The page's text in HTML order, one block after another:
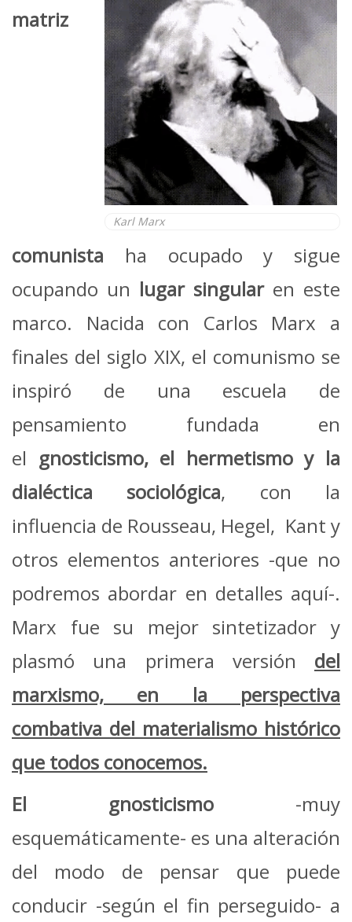
Karl Marx
matriz
comunista ha ocupado y sigue
ocupando un lugar singularen este
marco. Nacida con Carlos Marx a
finales del siglo XIX, el comunismo se
inspiró de una escuela de
pensamiento fundada en
el gnosticismo, el hermetismo y la
dialéctica sociológica, con la
influencia de Rousseau, Hegel, Kant y
otros elementos anteriores -que no
podremos abordar en detalles aquí-.
Marx fue su mejor sintetizador y
plasmó una primera versión del
marxismo, en la perspectiva
combativa del materialismo histórico
que todos conocemos.
El gnosticismo -muy
esquemáticamente- es una alteración
del modo de pensar que puede
conducir -según el fin perseguido- a